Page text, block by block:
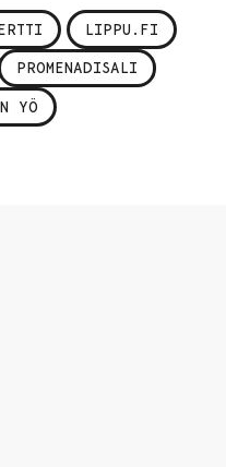
LIPPU.FI
PROMENADISALI
YÖ